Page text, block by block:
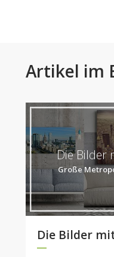
Artikel im
Die Bilder
Große
Die Bilder